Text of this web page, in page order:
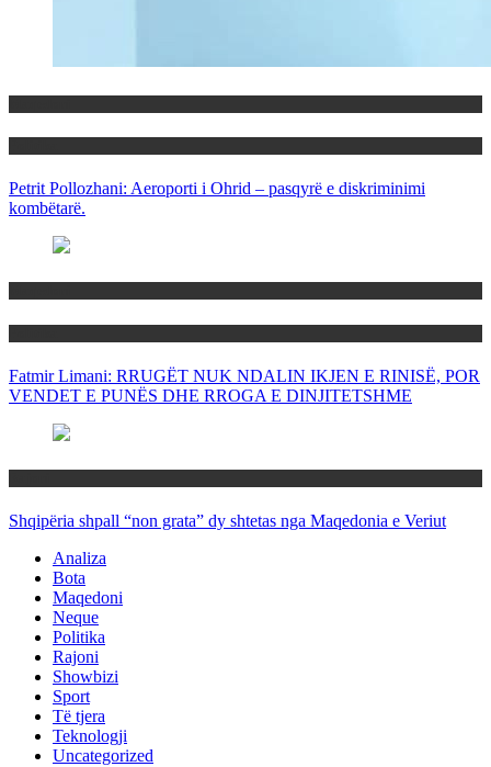
Petrit Pollozhani: Aeroporti i Ohrid – pasqyrë e diskriminimi
kombëtarë.
Fatmir Limani: RRUGËT NUK NDALIN IKJEN E RINISË, POR
VENDET E PUNËS DHE RROGA E DINJITETSHME
Shqipëria shpall “non grata” dy shtetas nga Maqedonia e Veriut
Analiza
Bota
Maqedoni
Neque
Politika
Rajoni
Showbizi
Sport
Të tjera
Teknologji
Uncategorized